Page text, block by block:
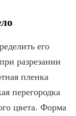
его
разрезании
пленка
перегородка
цвета. Форма